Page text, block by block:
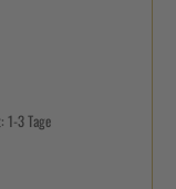
1-3 Tage